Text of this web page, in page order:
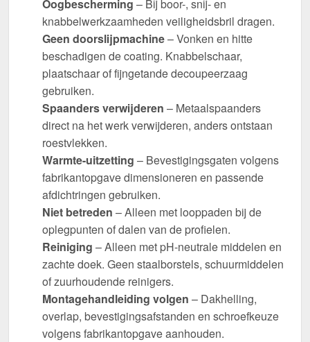
Oogbescherming – Bij boor-, snij- en
knabbelwerkzaamheden veiligheidsbril dragen.
Geen doorslijpmachine– Vonken en hitte
beschadigen de coating. Knabbelschaar,
plaatschaar of fijngetande decoupeerzaag
gebruiken.
Spaanders verwijderen – Metaalspaanders
direct na het werk verwijderen, anders ontstaan
roestvlekken.
Warmte-uitzetting – Bevestigingsgaten volgens
fabrikantopgave dimensioneren en passende
afdichtringen gebruiken.
Niet betreden – Alleen met looppaden bij de
oplegpunten of dalen van de profielen.
Reiniging – Alleen met pH-neutrale middelen en
zachte doek. Geen staalborstels, schuurmiddelen
of zuurhoudende reinigers.
Montagehandleiding volgen – Dakhelling,
overlap, bevestigingsafstanden en schroefkeuze
volgens fabrikantopgave aanhouden.